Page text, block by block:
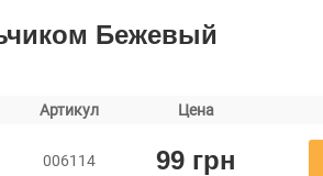
Бежевый
Артикул Цена
006114 99 грн